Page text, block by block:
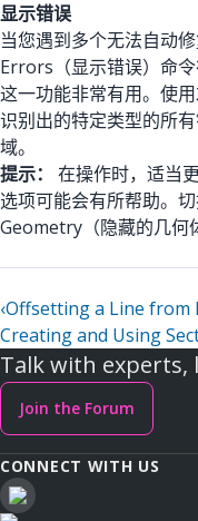
显示错误
当您遇到多个无法自动
Errors（显示错误）命令
这一功能非常有用。使
识别出的特定类型的所
域。
提示：
在操作时，适当
选项可能会有所帮助。
Geometry（隐藏的几何
‹Offsetting a Line from
Creating and Using
Talk with experts,
Join the Forum
CONNECT WITH US